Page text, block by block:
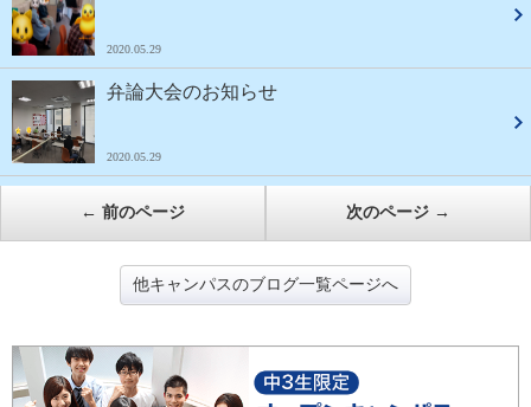
2020.05.29
弁論大会のお知らせ
2020.05.29
← 前のページ 次のページ →
他キャンパスのブログ一覧ページへ